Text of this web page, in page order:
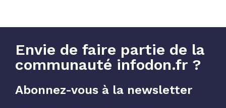
Envie de faire partie de la
communauté infodon.fr ?
Abonnez-vous à la newsletter